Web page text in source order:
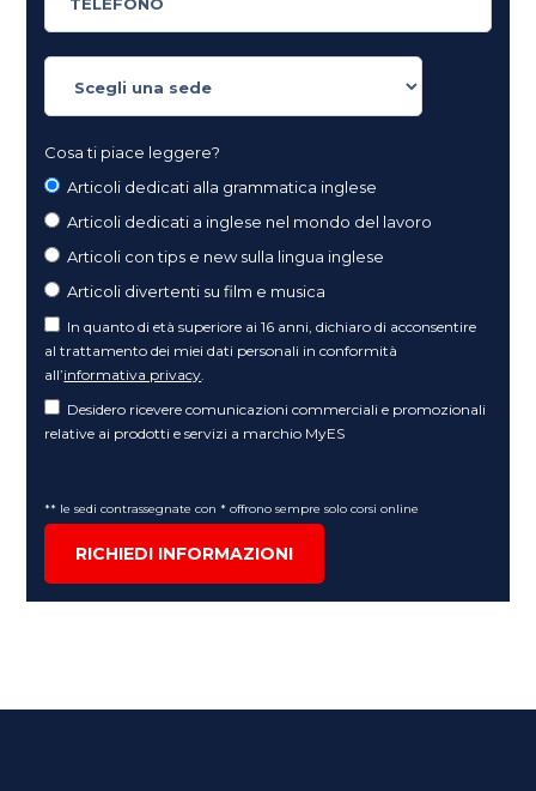
Cosa ti piace leggere?
Articoli dedicati alla grammatica inglese
Articoli dedicati a inglese nel mondo del lavoro
Articoli con tips e new sulla lingua inglese
Articoli divertenti su film e musica
In quanto di età superiore ai 16 anni, dichiaro di acconsentire
al trattamento dei miei dati personali in conformità
all’informativa privacy.
Desidero ricevere comunicazioni commerciali e promozionali
relative ai prodotti e servizi a marchio MyES
** le sedi contrassegnate con * offrono sempre solo corsi online
RICHIEDI INFORMAZIONI